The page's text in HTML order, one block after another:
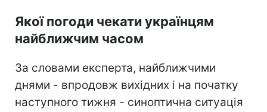
Якої погоди чекати українцям
найближчим часом
За словами експерта, найближчими
днями - впродовж вихідних і на початку
наступного тижня - синоптична ситуація